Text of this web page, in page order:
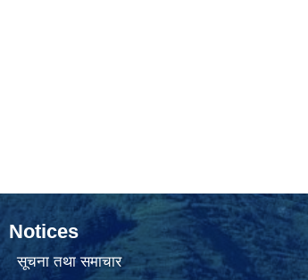
Notices
सूचना तथा समाचार